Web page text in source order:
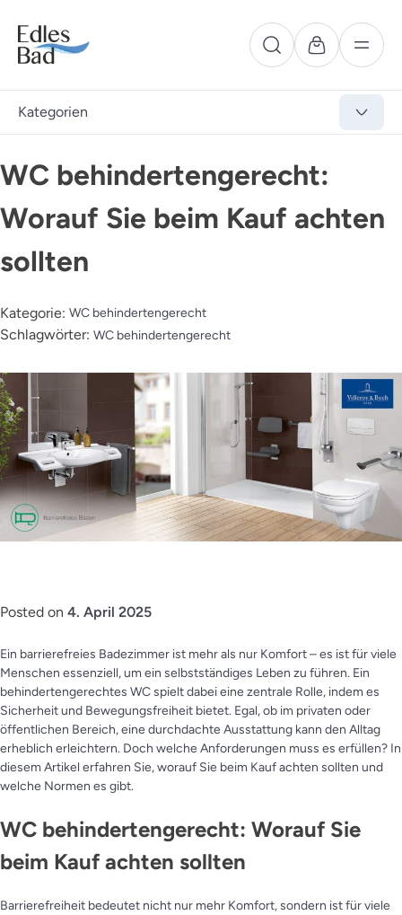
Kategorien
WC behindertengerecht:
Worauf Sie beim Kauf achten
sollten
Kategorie: WC behindertengerecht
Schlagwörter: WC behindertengerecht
Posted on 4. April 2025
Ein barrierefreies Badezimmer ist mehr als nur Komfort – es ist für viele
Menschen essenziell, um ein selbstständiges Leben zu führen. Ein
behindertengerechtes WC spielt dabei eine zentrale Rolle, indem es
Sicherheit und Bewegungsfreiheit bietet. Egal, ob im privaten oder
öffentlichen Bereich, eine durchdachte Ausstattung kann den Alltag
erheblich erleichtern. Doch welche Anforderungen muss es erfüllen? In
diesem Artikel erfahren Sie, worauf Sie beim Kauf achten sollten und
welche Normen es gibt.
WC behindertengerecht: Worauf Sie
beim Kauf achten sollten
Barrierefreiheit bedeutet nicht nur mehr Komfort, sondern ist für viele